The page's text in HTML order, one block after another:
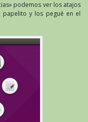
podemos ver los atajos
y los pegué en el